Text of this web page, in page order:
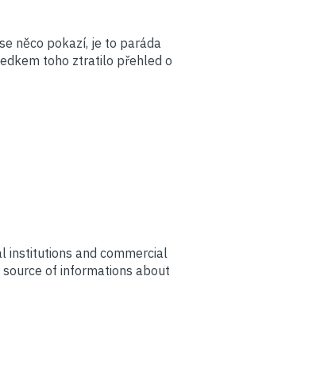
něco pokazí, je to paráda
toho ztratilo přehled o
institutions and commercial
of informations about